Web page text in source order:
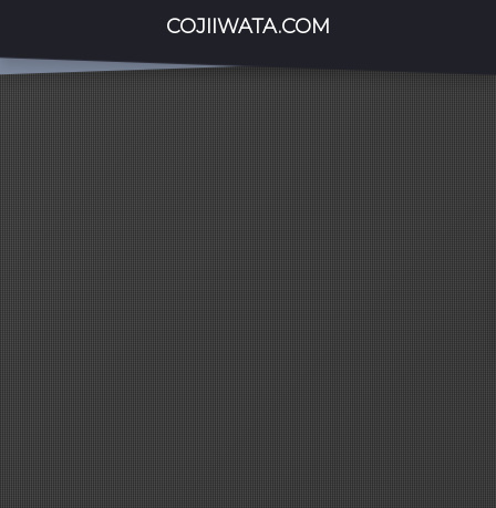
COJIIWATA.COM